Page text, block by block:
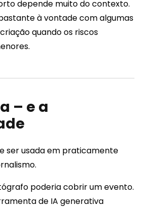
depende muito do contexto.
à vontade com algumas
quando os riscos
– e a
ser usada em praticamente
poderia cobrir um evento.
de IA generativa